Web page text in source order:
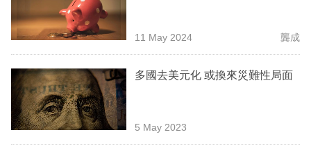
業
科
技
職
場
生
11 May 2024 龔成
多國去美元化 或換來災難性局面
5 May 2023